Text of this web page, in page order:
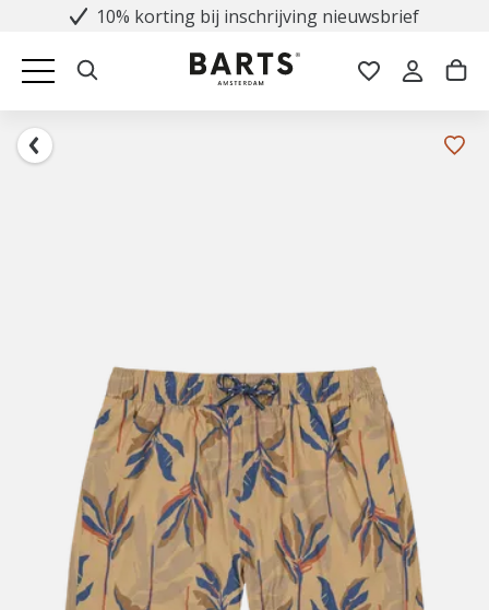
10% korting bij inschrijving nieuwsbrief